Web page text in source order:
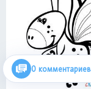
0 комментариев